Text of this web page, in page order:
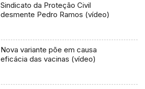
Sindicato da Proteção Civil
desmente Pedro Ramos (vídeo)
Nova variante põe em causa
eficácia das vacinas (vídeo)